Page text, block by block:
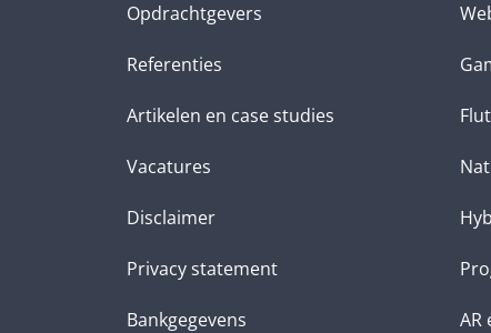
Opdrachtgevers
Referenties
Artikelen en case studies
Vacatures
Disclaimer
Privacy statement
Bankgegevens AR